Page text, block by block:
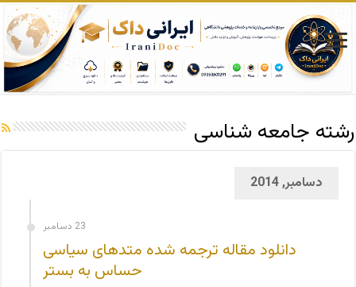
رشته جامعه شناسی
دسامبر, 2014
23 دسامبر
دانلود مقاله ترجمه شده متدهای سیاسی
حساس به بستر